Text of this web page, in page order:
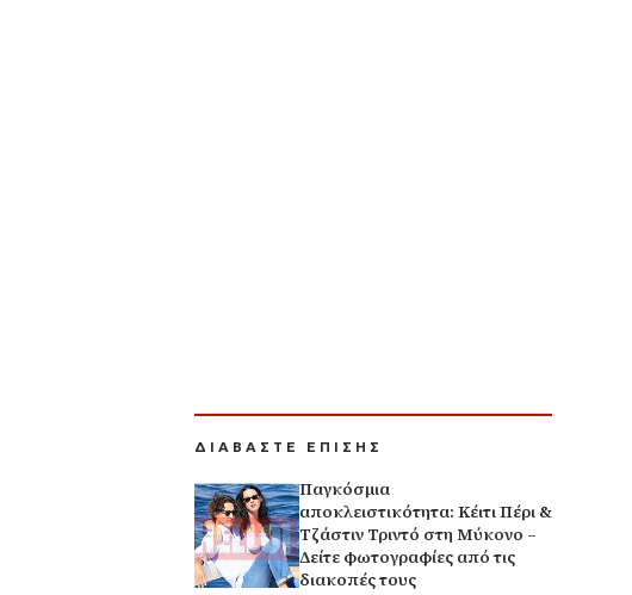
ΔΙΑΒΑΣΤΕ ΕΠΙΣΗΣ
Παγκόσμια
αποκλειστικότητα: Κέιτι Πέρι &
Τζάστιν Τριντό στη Μύκονο –
Δείτε φωτογραφίες από τις
διακοπές τους